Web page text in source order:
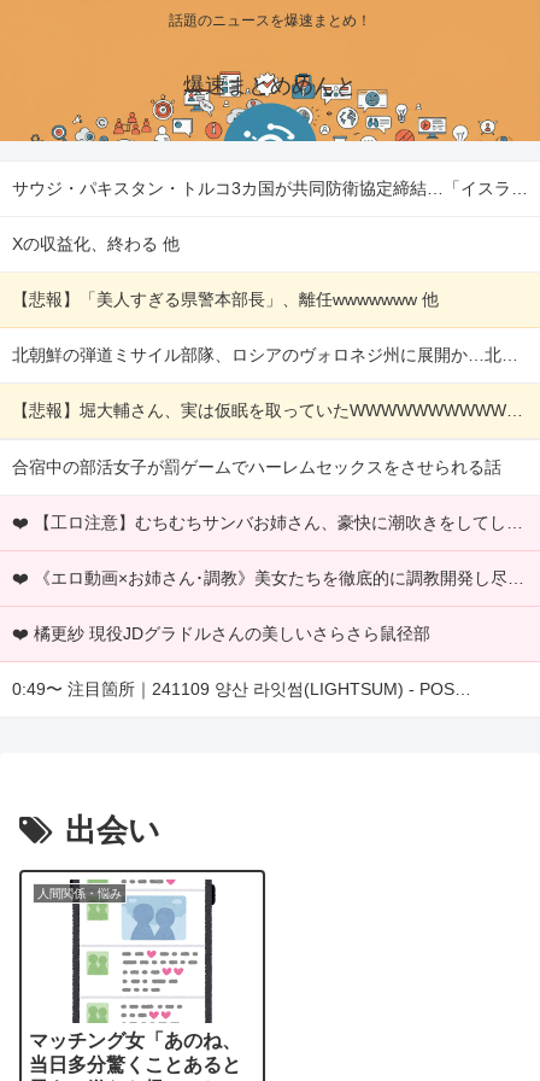
話題のニュースを爆速まとめ！
爆速まとめめんと
サウジ・パキスタン・トルコ3カ国が共同防衛協定締結…「イスラム版NATO」指摘も！ 他
Xの収益化、終わる 他
【悲報】「美人すぎる県警本部長」、離任wwwwwww 他
北朝鮮の弾道ミサイル部隊、ロシアのヴォロネジ州に展開か…北朝鮮は本質的にウクライナと戦争状態に！ 他
【悲報】堀大輔さん、実は仮眠を取っていたWWWWWWWWWWWWWWWWWWWWWWWWWWWWWWWWWWWWWWWWWW 他
合宿中の部活女子が罰ゲームでハーレムセックスをさせられる話
❤️ 【工ロ注意】むちむちサンバお姉さん、豪快に潮吹きをしてしまうｗｗｗｗｗｗｗｗ
❤️ 《エロ動画×お姉さん･調教》美女たちを徹底的に調教開発し尽くし玩具責めでイキ狂わせる豪華七十連発
❤️ 橘更紗 現役JDグラドルさんの美しいさらさら鼠径部
0:49〜 注目箇所｜241109 양산 라잇썸(LIGHTSUM) - POS…
出会い
人間関係・悩み
マッチング女「あのね、
当日多分驚くことあると